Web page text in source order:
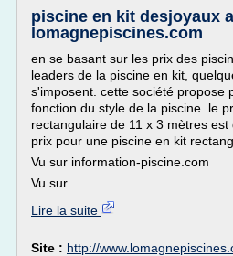
piscine en kit desjoyaux
lomagnepiscines.com
en se basant sur les prix des
leaders de la piscine en kit,
s'imposent. cette société propose
fonction du style de la piscine. le
rectangulaire de 11 x 3 mètres
prix pour une piscine en kit
Vu sur information-piscine.com
Vu sur...
Lire la suite
Site : http://